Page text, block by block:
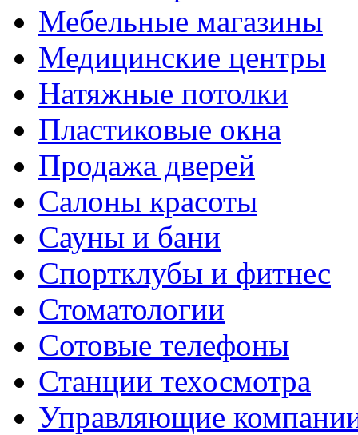
Мебельные магазины
Медицинские центры
Натяжные потолки
Пластиковые окна
Продажа дверей
Салоны красоты
Сауны и бани
Спортклубы и фитнес
Стоматологии
Сотовые телефоны
Станции техосмотра
Управляющие